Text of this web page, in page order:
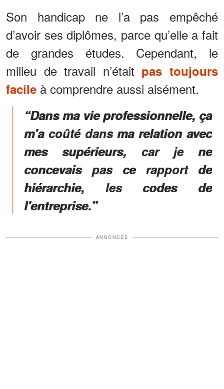
Son handicap ne l’a pas empêché
d’avoir ses diplômes, parce qu’elle a fait
de grandes études. Cependant, le
milieu de travail n’était pas toujours
facile à comprendre aussi aisément.
“Dans ma vie professionnelle, ça
m'a coûté dans ma relation avec
mes supérieurs, car je ne
concevais pas ce rapport de
hiérarchie, les codes de
l'entreprise.”
ANNONCES